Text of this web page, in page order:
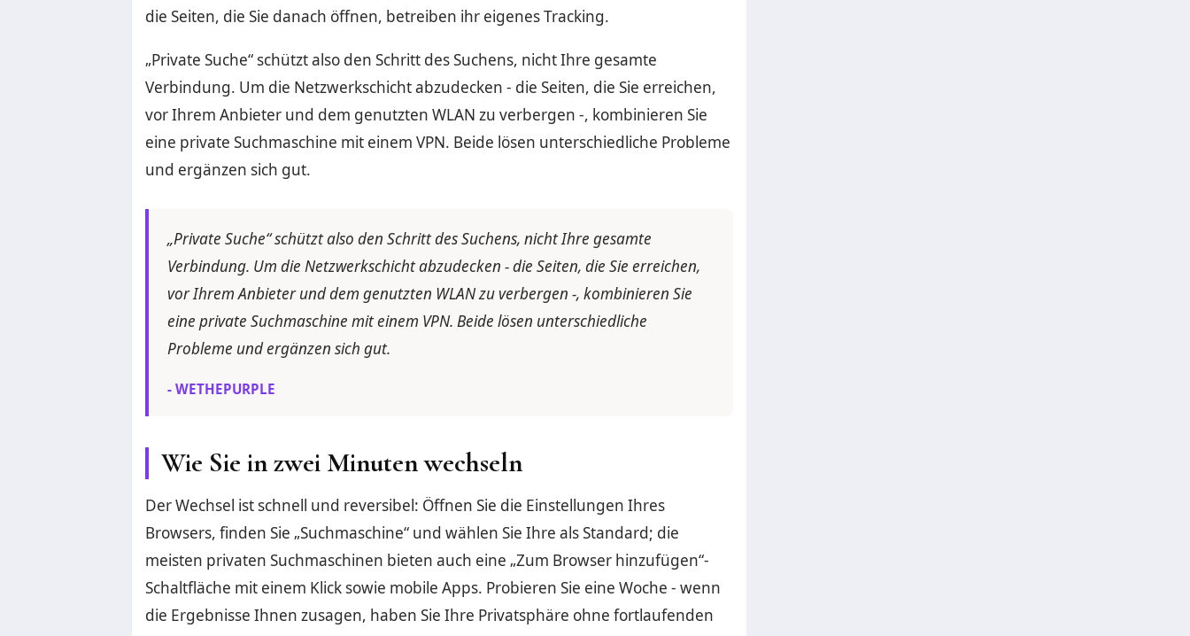
die Seiten, die Sie danach öffnen, betreiben ihr eigenes Tracking.
„Private Suche“ schützt also den Schritt des Suchens, nicht Ihre gesamte
Verbindung. Um die Netzwerkschicht abzudecken - die Seiten, die Sie erreichen,
vor Ihrem Anbieter und dem genutzten WLAN zu verbergen -, kombinieren Sie
eine private Suchmaschine mit einem VPN. Beide lösen unterschiedliche Probleme
und ergänzen sich gut.
„Private Suche“ schützt also den Schritt des Suchens, nicht Ihre gesamte
Verbindung. Um die Netzwerkschicht abzudecken - die Seiten, die Sie erreichen,
vor Ihrem Anbieter und dem genutzten WLAN zu verbergen -, kombinieren Sie
eine private Suchmaschine mit einem VPN. Beide lösen unterschiedliche
Probleme und ergänzen sich gut.
- WETHEPURPLE
Wie Sie in zwei Minuten wechseln
Der Wechsel ist schnell und reversibel: Öffnen Sie die Einstellungen Ihres
Browsers, finden Sie „Suchmaschine“ und wählen Sie Ihre als Standard; die
meisten privaten Suchmaschinen bieten auch eine „Zum Browser hinzufügen“-
Schaltfläche mit einem Klick sowie mobile Apps. Probieren Sie eine Woche - wenn
die Ergebnisse Ihnen zusagen, haben Sie Ihre Privatsphäre ohne fortlaufenden